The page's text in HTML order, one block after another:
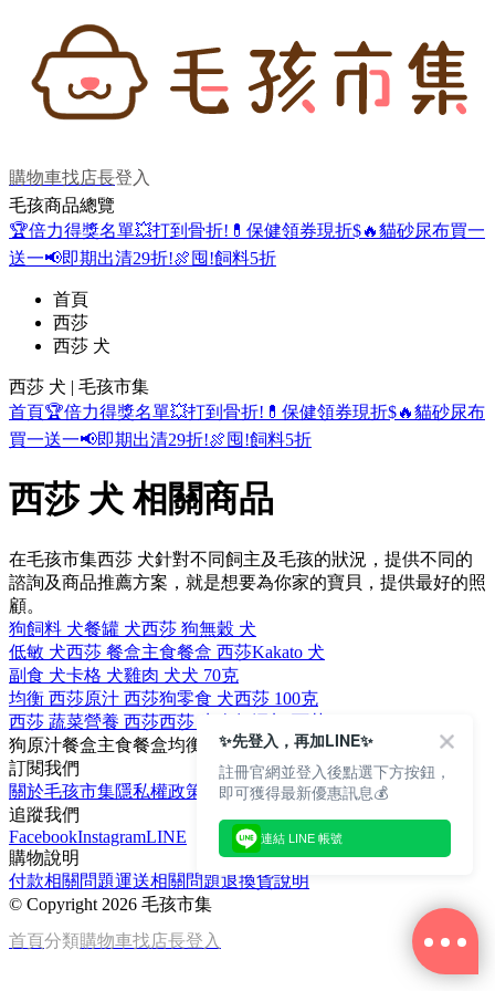
購物車找店長登入
毛孩商品總覽
🏆倍力得獎名單💥打到骨折! 💊保健領券現折$🔥貓砂尿布買一
送一📢即期出清29折!🍖囤!飼料5折
首頁
西莎
西莎 犬
西莎 犬 | 毛孩市集
首頁🏆倍力得獎名單💥打到骨折! 💊保健領券現折$🔥貓砂尿布
買一送一📢即期出清29折!🍖囤!飼料5折
西莎 犬 相關商品
在毛孩市集西莎 犬針對不同飼主及毛孩的狀況，提供不同的
諮詢及商品推薦方案，就是想要為你家的寶貝，提供最好的照
顧。
狗飼料 犬餐罐 犬西莎 狗無穀 犬
低敏 犬西莎 餐盒主食餐盒 西莎Kakato 犬
副食 犬卡格 犬雞肉 犬犬 70克
均衡 西莎原汁 西莎狗零食 犬西莎 100克
西莎 蔬菜營養 西莎西莎 牛肉
狗原汁餐盒主食餐盒均衡
訂閱我們
關於毛孩市集隱私權政策
文章
追蹤我們
FacebookInstagramLINE
購物說明
付款相關問題運送相關問題退換貨說明
© Copyright 2026 毛孩市集
首頁分類購物車找店長登入
✨先登入，再加LINE✨
註冊官網並登入後點選下方按鈕，
即可獲得最新優惠訊息💰
連結 LINE 帳號